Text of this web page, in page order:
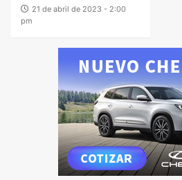
21 de abril de 2023 - 2:00
pm